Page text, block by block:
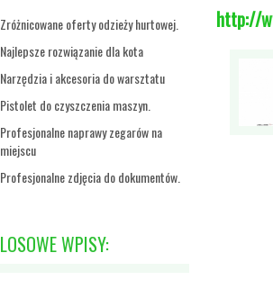
Zróżnicowane oferty odzieży hurtowej.
Najlepsze rozwiązanie dla kota
Narzędzia i akcesoria do warsztatu
Pistolet do czyszczenia maszyn.
Profesjonalne naprawy zegarów na
miejscu
Profesjonalne zdjęcia do dokumentów.
LOSOWE WPISY:
http://